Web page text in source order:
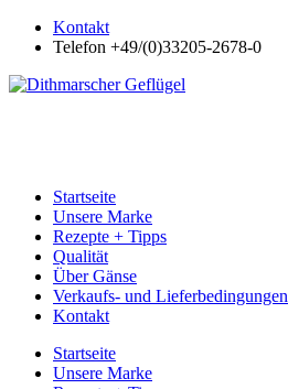
Kontakt
Telefon +49/(0)33205-2678-0
Startseite
Unsere Marke
Rezepte + Tipps
Qualität
Über Gänse
Verkaufs- und Lieferbedingungen
Kontakt
Startseite
Unsere Marke